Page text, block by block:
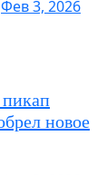
Фев 3, 2026
новое